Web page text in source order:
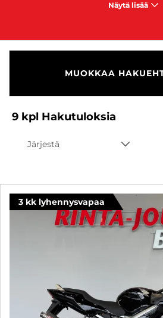
Näytä lisää
MUOKKAA
9 kpl Hakutuloksia
Järjestä
3 kk lyhennysvapaa